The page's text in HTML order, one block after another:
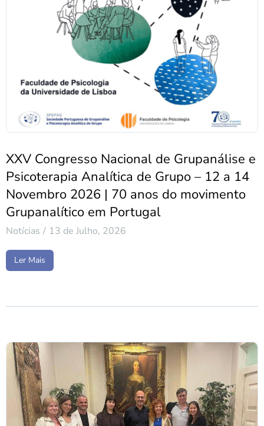
XXV Congresso Nacional de Grupanálise e
Psicoterapia Analítica de Grupo – 12 a 14
Novembro 2026 | 70 anos do movimento
Grupanalítico em Portugal
Notícias 13 de Julho, 2026
Ler Mais